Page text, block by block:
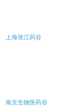
上海张江药谷
南京生物医药谷